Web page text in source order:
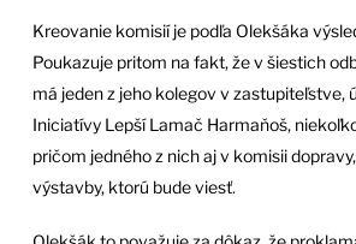
Kreovanie komisií je podľa Olekšáka
Poukazuje pritom na fakt, že v šiestich
má jeden z jeho kolegov v zastupiteľstve,
Iniciatívy Lepší Lamač Harmaňoš,
pričom jedného z nich aj v komisii
výstavby, ktorú bude viesť.